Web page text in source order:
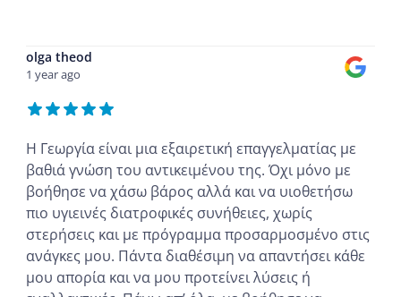
olga theod
1 year ago
Η Γεωργία είναι μια εξαιρετική επαγγελματίας με
βαθιά γνώση του αντικειμένου της. Όχι μόνο με
βοήθησε να χάσω βάρος αλλά και να υιοθετήσω
πιο υγιεινές διατροφικές συνήθειες, χωρίς
στερήσεις και με πρόγραμμα προσαρμοσμένο στις
ανάγκες μου. Πάντα διαθέσιμη να απαντήσει κάθε
μου απορία και να μου προτείνει λύσεις ή